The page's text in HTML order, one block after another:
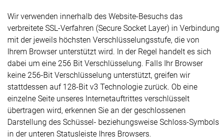
Wir verwenden innerhalb des Website-Besuchs das
verbreitete SSL-Verfahren (Secure Socket Layer) in Verbindung
mit der jeweils höchsten Verschlüsselungsstufe, die von
Ihrem Browser unterstützt wird. In der Regel handelt es sich
dabei um eine 256 Bit Verschlüsselung. Falls Ihr Browser
keine 256-Bit Verschlüsselung unterstützt, greifen wir
stattdessen auf 128-Bit v3 Technologie zurück. Ob eine
einzelne Seite unseres Internetauftrittes verschlüsselt
übertragen wird, erkennen Sie an der geschlossenen
Darstellung des Schüssel- beziehungsweise Schloss-Symbols
in der unteren Statusleiste Ihres Browsers.